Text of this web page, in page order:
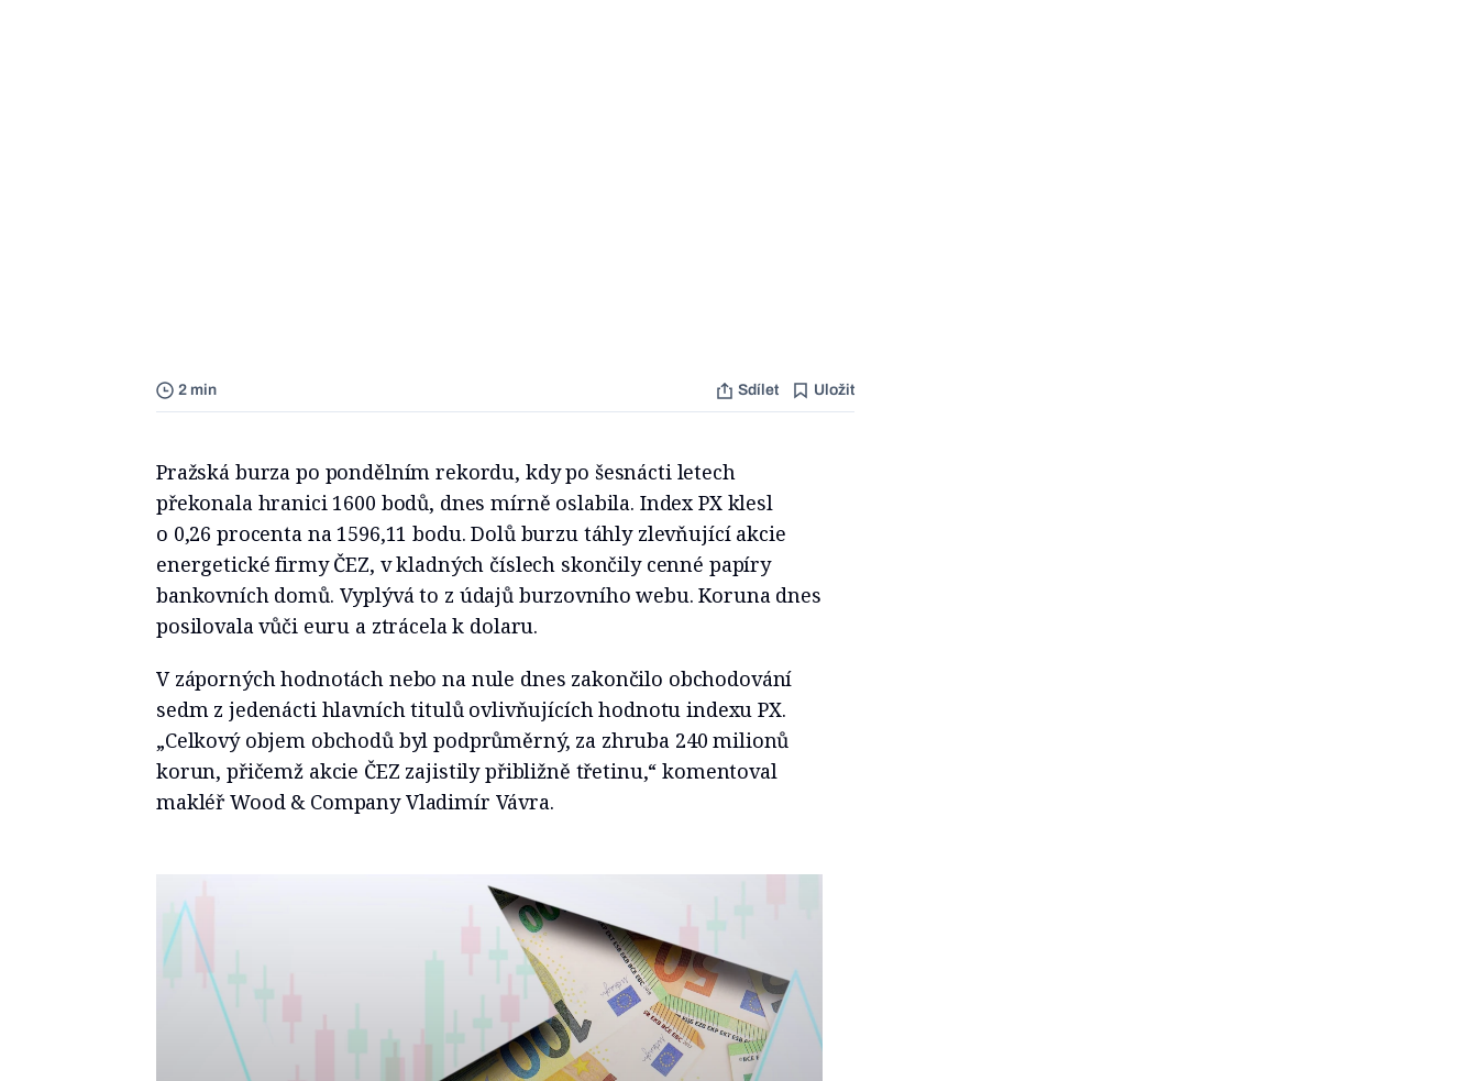
2 min Sdílet Uložit
Pražská burza po pondělním rekordu, kdy po šesnácti letech
překonala hranici 1600 bodů, dnes mírně oslabila. Index PX klesl
o 0,26 procenta na 1596,11 bodu. Dolů burzu táhly zlevňující akcie
energetické firmy ČEZ, v kladných číslech skončily cenné papíry
bankovních domů. Vyplývá to z údajů burzovního webu. Koruna dnes
posilovala vůči euru a ztrácela k dolaru.
V záporných hodnotách nebo na nule dnes zakončilo obchodování
sedm z jedenácti hlavních titulů ovlivňujících hodnotu indexu PX.
„Celkový objem obchodů byl podprůměrný, za zhruba 240 milionů
korun, přičemž akcie ČEZ zajistily přibližně třetinu,“ komentoval
makléř Wood & Company Vladimír Vávra.